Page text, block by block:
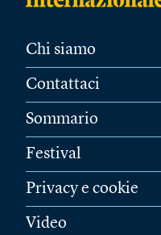
Chi siamo
Contattaci
Sommario
Festival
Privacy e cookie
Video